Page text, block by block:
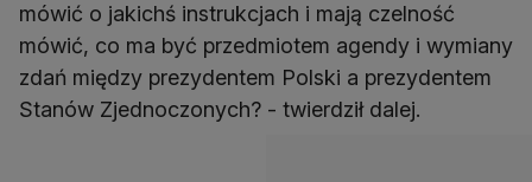
mówić o jakichś instrukcjach i mają czelność
mówić, co ma być przedmiotem agendy i wymiany
zdań między prezydentem Polski a prezydentem
Stanów Zjednoczonych? - twierdził dalej.